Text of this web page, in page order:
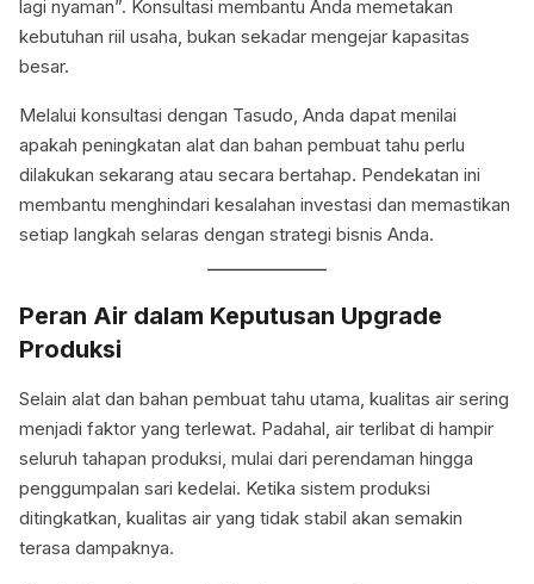
lagi nyaman”. Konsultasi membantu Anda memetakan
kebutuhan riil usaha, bukan sekadar mengejar kapasitas
besar.
Melalui konsultasi dengan Tasudo, Anda dapat menilai
apakah peningkatan alat dan bahan pembuat tahu perlu
dilakukan sekarang atau secara bertahap. Pendekatan ini
membantu menghindari kesalahan investasi dan memastikan
setiap langkah selaras dengan strategi bisnis Anda.
Peran Air dalam Keputusan Upgrade
Produksi
Selain alat dan bahan pembuat tahu utama, kualitas air sering
menjadi faktor yang terlewat. Padahal, air terlibat di hampir
seluruh tahapan produksi, mulai dari perendaman hingga
penggumpalan sari kedelai. Ketika sistem produksi
ditingkatkan, kualitas air yang tidak stabil akan semakin
terasa dampaknya.